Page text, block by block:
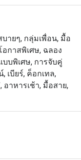
ายๆ, กลุ่มเพื่อน, มื้อ
กาสพิเศษ, ฉลอง
บบพิเศษ, การจับคู่
เบียร์, ค็อกเทล,
อาหารเช้า, มื้อสาย,